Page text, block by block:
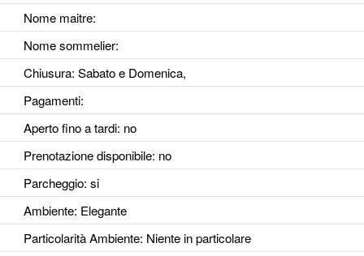
Nome maitre:
Nome sommelier:
Chiusura: Sabato e Domenica,
Pagamenti:
Aperto fino a tardi: no
Prenotazione disponibile: no
Parcheggio: si
Ambiente: Elegante
Particolarità Ambiente: Niente in particolare